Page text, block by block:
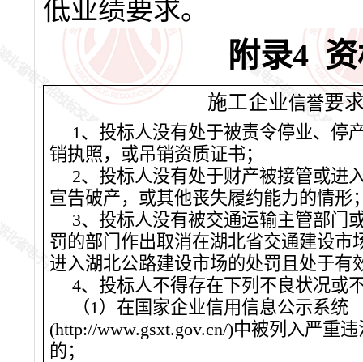
低业绩要求。
附录4
施工企业信誉要
1、投标人没有处于被责令停业、停
销执照，或吊销资质证书；
2、投标人没有处于财产被接管或进
宣告破产，或其他丧失履约能力的情形
3、投标人没有被交通运输主管部门
罚的部门作出取消在湖北省交通建设市
进入湖北公路建设市场的处罚且处于有
4、投标人不得存在下列不良状况或
（1）在国家企业信用信息公示系统
(http://www.gsxt.gov.cn/)中被列入严重
的；